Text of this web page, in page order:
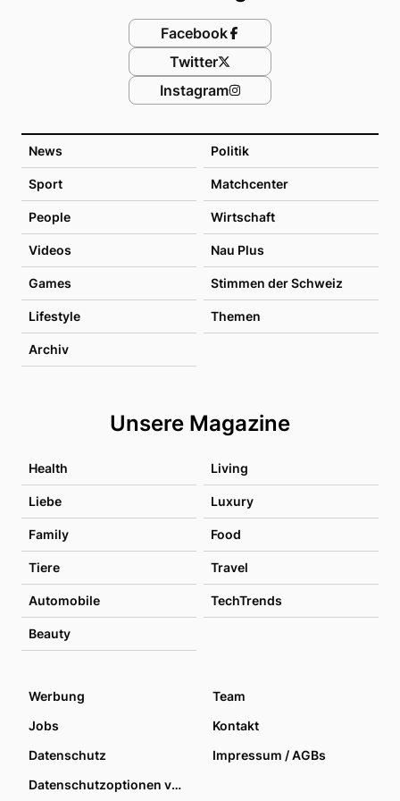
News Politik
Sport Matchcenter
People Wirtschaft
Videos Nau Plus
Games Stimmen der Schweiz
Lifestyle Themen
Archiv
Unsere Magazine
Health Living
Liebe Luxury
Family Food
Tiere Travel
Automobile TechTrends
Beauty
Facebook
Twitter
Instagram
Werbung
Team
Jobs
Kontakt
Datenschutz
Impressum / AGBs
Datenschutzoptionen verwalten